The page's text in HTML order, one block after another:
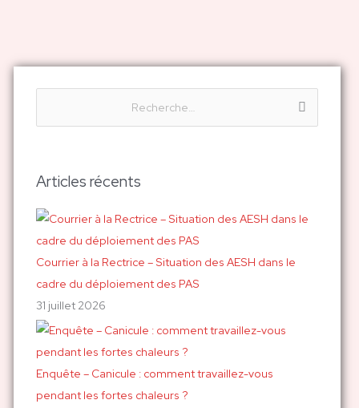
h
r
c
h
e
r
:
Articles récents
Courrier à la Rectrice – Situation des AESH dans le
cadre du déploiement des PAS
31 juillet 2026
Enquête – Canicule : comment travaillez-vous
pendant les fortes chaleurs ?